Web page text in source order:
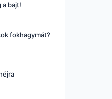
a bajt!
fokhagymát?